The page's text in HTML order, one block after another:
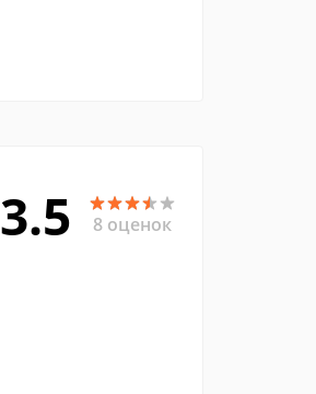
3.5 8 оценок